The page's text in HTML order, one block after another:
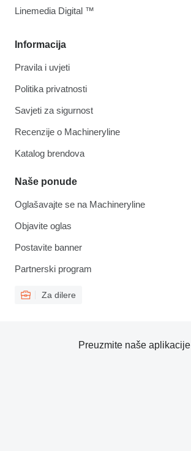
Informacija
Pravila i uvjeti
Politika privatnosti
Savjeti za sigurnost
Recenzije o Machineryline
Katalog brendova
Naše ponude
Oglašavajte se na Machineryline
Objavite oglas
Postavite banner
Partnerski program
Za dilere
Linemedia Digital ™
Preuzmite naše aplikacije